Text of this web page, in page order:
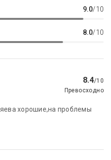
9.0/10
8.0/10
8.4/10
Превосходно
хорошие,на проблемы